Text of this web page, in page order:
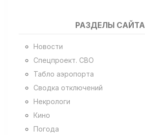
РАЗДЕЛЫ САЙТА
Новости
Спецпроект. СВО
Табло аэропорта
Сводка отключений
Некрологи
Кино
Погода